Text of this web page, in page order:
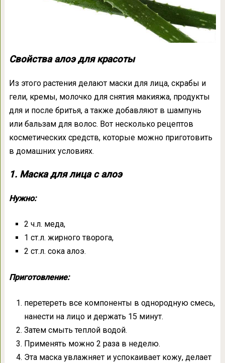
Свойства алоэ для красоты
Из этого растения делают маски для лица, скрабы и
гели, кремы, молочко для снятия макияжа, продукты
для и после бритья, а также добавляют в шампунь
или бальзам для волос. Вот несколько рецептов
косметических средств, которые можно приготовить
в домашних условиях.
1. Маска для лица с алоэ
Нужно:
2 ч.л. меда,
1 ст.л. жирного творога,
2 ст.л. сока алоэ.
Приготовление:
перетереть все компоненты в однородную смесь,
нанести на лицо и держать 15 минут.
Затем смыть теплой водой.
Применять можно 2 раза в неделю.
Эта маска увлажняет и успокаивает кожу, делает